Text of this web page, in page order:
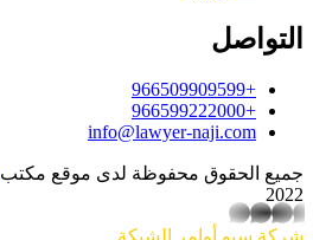
التواصل
+966509909599
+966599222000
info@lawyer-naji.com
جميع الحقوق محفوظة لدى موقع مكتب
2022
شركة سيو أوامر الشبكة
whatsapp